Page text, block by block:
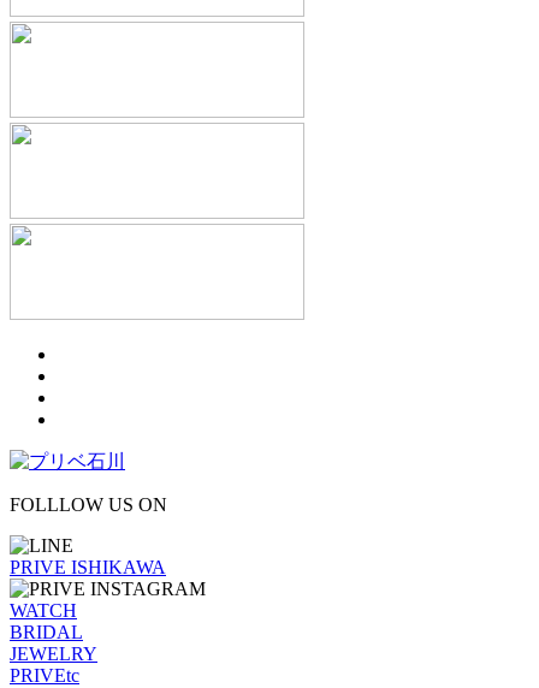
FOLLLOW US ON
PRIVE ISHIKAWA
WATCH
BRIDAL
JEWELRY
PRIVEtc